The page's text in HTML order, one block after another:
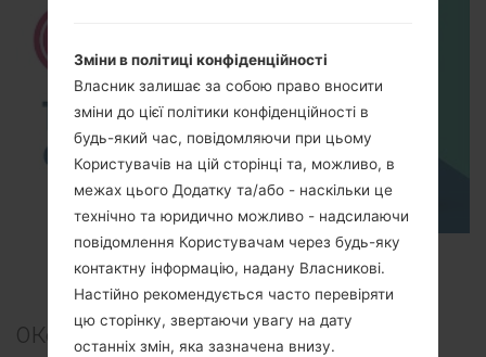
TOP 5 SECRET CODES for LG!
0Коментарі
Зміни в політиці конфіденційності
Власник залишає за собою право вносити
зміни до цієї політики конфіденційності в
будь-який час, повідомляючи при цьому
Користувачів на цій сторінці та, можливо, в
межах цього Додатку та/або - наскільки це
технічно та юридично можливо - надсилаючи
повідомлення Користувачам через будь-яку
контактну інформацію, надану Власникові.
Настійно рекомендується часто перевіряти
цю сторінку, звертаючи увагу на дату
останніх змін, яка зазначена внизу.